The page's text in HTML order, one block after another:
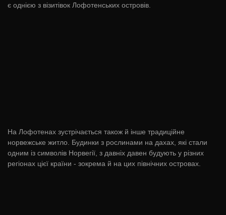
є однією з візитівок Лофотенських островів.
На Лофотенах зустрічається також й інше традиційне
норвежське житло. Будинки з рослинами на дахах, які стали
одним із символів Норвегії, з давніх давен будують у різних
регіонах цієї країни - зокрема й на цих північних островах.